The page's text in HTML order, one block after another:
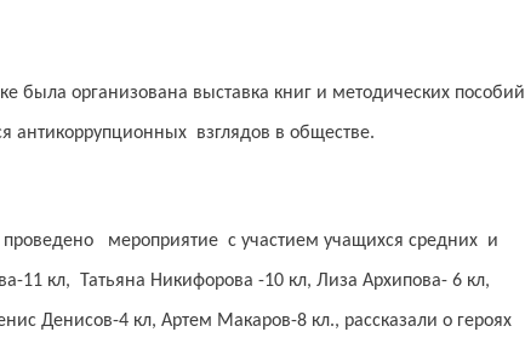
была организована выставка книг и методических пособий
взглядов в обществе.
мероприятие с участием учащихся средних и
11 кл, Татьяна Никифорова -10 кл, Лиза Архипова- 6 кл,
Денисов-4 кл, Артем Макаров-8 кл., рассказали о героях